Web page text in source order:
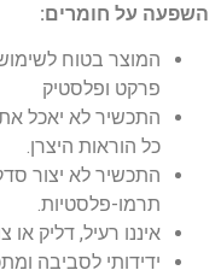
השפעה על חומרים:
פרקט ופלסטיק
התכשיר לא יאכל
כל הוראות היצרן.
התכשיר לא יצור
תרמו-פלסטיות.
איננו רעיל, דליק או
ידידותי לסביבה